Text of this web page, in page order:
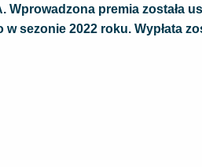
premia została
sezonie 2022 roku. Wypłata